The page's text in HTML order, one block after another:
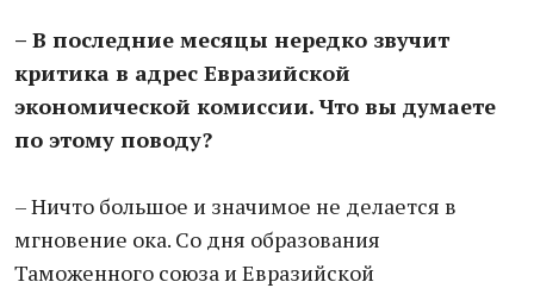
– В последние месяцы нередко звучит
критика в адрес Евразийской
экономической комиссии. Что вы думаете
по этому поводу?
– Ничто большое и значимое не делается в
мгновение ока. Со дня образования
Таможенного союза и Евразийской